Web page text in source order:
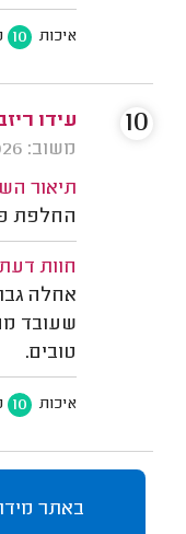
איכות 10
עידו
משוב: 25/01/2026
תיאור
החלפת
חוות
אחלה
שעובד
טובים.
איכות 10
10
באתר